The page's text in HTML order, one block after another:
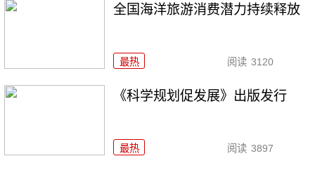
全国海洋旅游消费潜力持续释放
最热 阅读 3120
《科学规划促发展》出版发行
最热 阅读 3897